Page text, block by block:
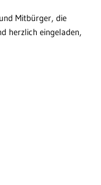
Mitbürger, die
herzlich eingeladen,